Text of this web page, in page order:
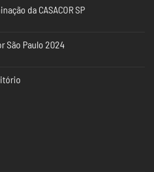
da CASACOR SP
São Paulo 2024